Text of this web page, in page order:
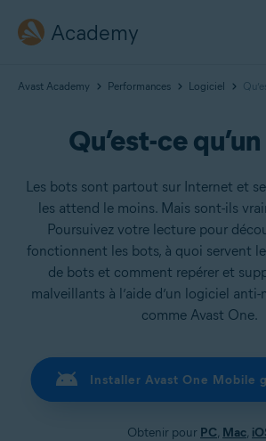
Academy
Avast Academy Performances Logiciel
Qu’est-ce
Les bots sont partout sur Internet et
les attend le moins. Mais sont-ils
Poursuivez votre lecture pour
fonctionnent les bots, à quoi servent
de bots et comment repérer et
malveillants à l’aide d’un logiciel
comme Avast One.
Installer Avast One Mobile
Obtenir pour PC, Mac,